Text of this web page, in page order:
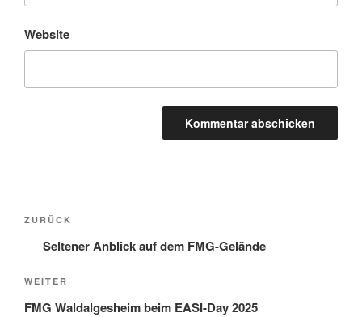
Website
Beitragsnavigation
Vorheriger
Beitrag
ZURÜCK
Seltener Anblick auf dem FMG-Gelände
Nächster
Beitrag
WEITER
FMG Waldalgesheim beim EASI-Day 2025